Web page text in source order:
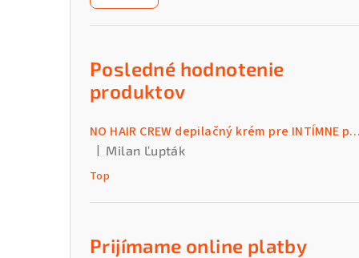
Posledné hodnotenie
produktov
NO HAIR CREW depilačný krém pre INTÍMNE partie 100ml
Hodnotenie produktu je 5 z 5 hviezdičiek.
Milan Ľupták
Top
Prijímame online platby